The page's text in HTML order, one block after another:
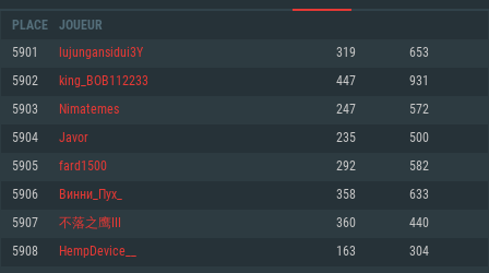
CONFIGURATION SYSTÈME REQUISE
Minimum
OS: Windows 10 (64 bit)
Minimum
OS: Mac OS Big Sur 11.0 ou plus récent
Minimum
OS: Les configurations Linux 64 bits les plus modernes
PLACE JOUEUR
5901 lujungansidui3Y 319 653
5902 king_BОB112233 447 931
5903 Nimatemes 247 572
5904 Javor 235 500
5905 fard1500 292 582
5906 Винни_Пух_ 358 633
5907 不落之鹰III 360 440
5908 HempDevice__ 163 304